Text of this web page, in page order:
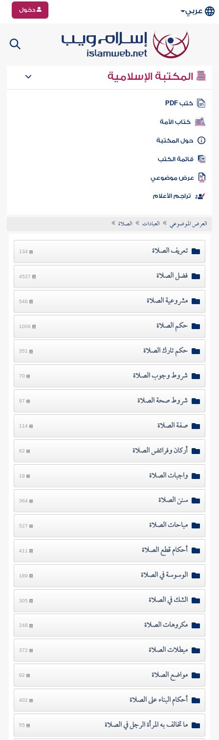
عربي دخول
المكتبة الإسلامية
كتب PDF
كتاب الأمة
المكتبة
الكتب
موضوعي
تراجم الأعلام
العرض الموضوعي العبادات الصلاة
تعريف الصلاة 134
فضل الصلاة 4527
مشروعية الصلاة 546
حكم الصلاة 1006
حكم تارك الصلاة 351
شروط وجوب الصلاة 70
شروط صحة الصلاة 97
صفة الصلاة 114
أركان وفرائض الصلاة 62
واجبات الصلاة 19
سنن الصلاة 364
مباحات الصلاة 527
أحكام قطع الصلاة 411
الوسوسة في الصلاة 189
الشك في الصلاة 305
مكروهات الصلاة 248
مبطلات الصلاة 372
مواضع الصلاة 92
أحكام البناء على الصلاة 402
ما تخالف به المرأة الرجل في الصلاة 55